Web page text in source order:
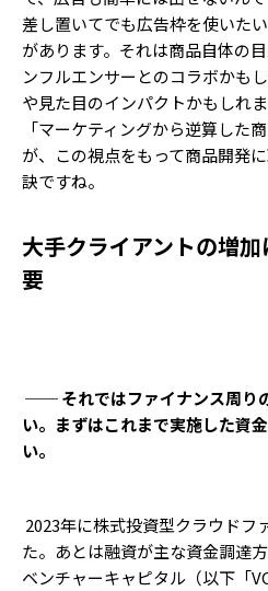
差し置いてでも広告枠を使いた
があります。それは商品自体の
ンフルエンサーとのコラボかも
や見た目のインパクトかもしれ
「マーケティングから逆算した
が、この視点をもって商品開発
訣ですね。
大手クライアントの増
要
── それではファイナンス周り
い。まずはこれまで実施した資
い。
2023年に株式投資型クラウドフ
た。あとは融資が主な資金調達
ベンチャーキャピタル（以下「